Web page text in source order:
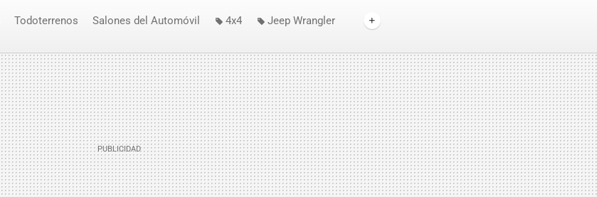
Todoterrenos Salones del Automóvil 4x4
Jeep Wrangler